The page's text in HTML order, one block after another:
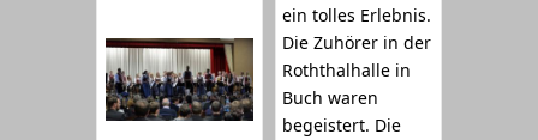
ein tolles Erlebnis.
Die Zuhörer in der
Roththalhalle in
Buch waren
begeistert. Die